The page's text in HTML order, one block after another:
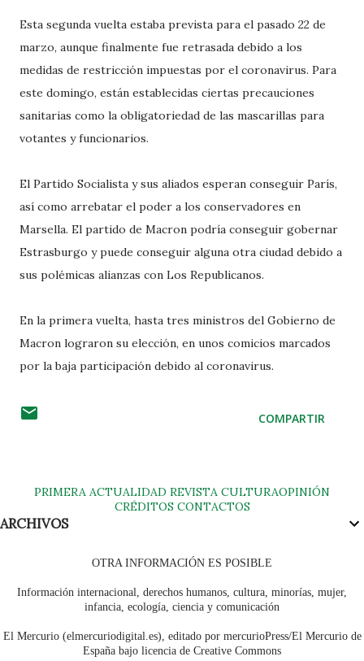
Esta segunda vuelta estaba prevista para el pasado 22 de
marzo, aunque finalmente fue retrasada debido a los
medidas de restricción impuestas por el coronavirus. Para
este domingo, están establecidas ciertas precauciones
sanitarias como la obligatoriedad de las mascarillas para
votantes y funcionarios.
El Partido Socialista y sus aliados esperan conseguir París,
así como arrebatar el poder a los conservadores en
Marsella. El partido de Macron podría conseguir gobernar
Estrasburgo y puede conseguir alguna otra ciudad debido a
sus polémicas alianzas con Los Republicanos.
En la primera vuelta, hasta tres ministros del Gobierno de
Macron lograron su elección, en unos comicios marcados
por la baja participación debido al coronavirus.
COMPARTIR
PRIMERA ACTUALIDAD REVISTA CULTURAOPINIÓN
CRÉDITOSCONTACTOS
ARCHIVOS
OTRA INFORMACIÓN ES POSIBLE
Información internacional, derechos humanos, cultura, minorías, mujer,
infancia, ecología, ciencia y comunicación
El Mercurio (elmercuriodigital.es), editado por mercurioPress/El Mercurio de
España bajo licencia de Creative Commons